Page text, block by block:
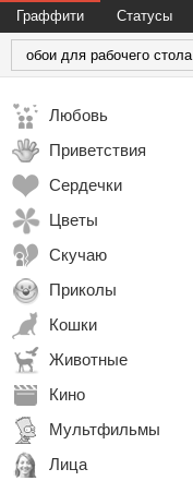
Граффити Статусы
обои для рабочего стола
Любовь
Приветствия
Сердечки
Цветы
Скучаю
Приколы
Кошки
Животные
Кино
Мультфильмы
Лица